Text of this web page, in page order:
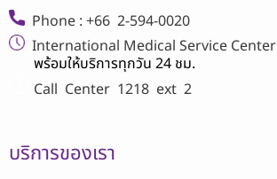
Phone : +66 2-594-0020
International Medical Service Center
พร้อมให้บริการทุกวัน 24 ชม.
Call Center 1218 ext 2
บริการของเรา